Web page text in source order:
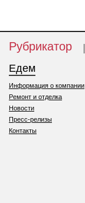
Рубрикатор
Едем
Информация о компании
Ремонт и отделка
Новости
Пресс-релизы
Контакты